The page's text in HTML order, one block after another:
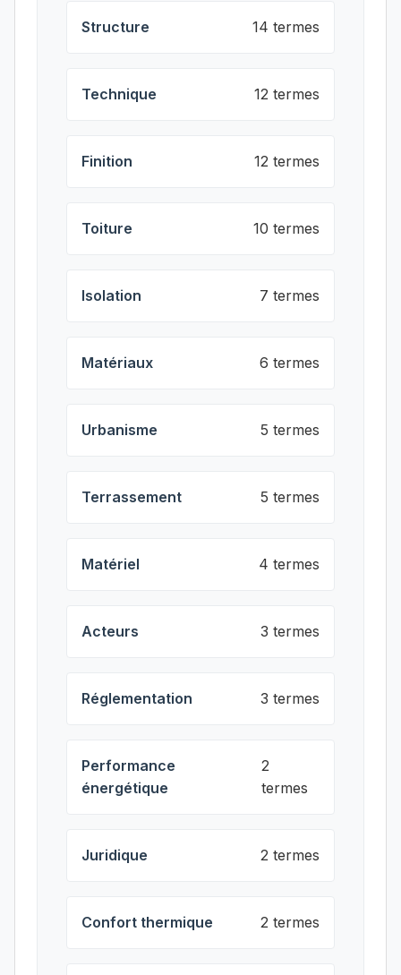
Structure 14 termes
Technique 12 termes
Finition 12 termes
Toiture 10 termes
Isolation 7 termes
Matériaux 6 termes
Urbanisme 5 termes
Terrassement 5 termes
Matériel 4 termes
Acteurs 3 termes
Réglementation 3 termes
Performance
énergétique
2
termes
Juridique 2 termes
Confort thermique 2 termes